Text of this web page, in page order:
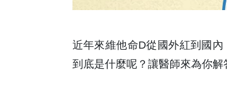
近年來維他命D從國外紅到國
到底是什麼呢？讓醫師來為你解